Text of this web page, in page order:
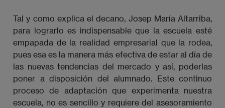
Tal y como explica el decano, Josep María Altarriba,
para lograrlo es indispensable que la escuela esté
empapada de la realidad empresarial que la rodea,
pues esa es la manera más efectiva de estar al día de
las nuevas tendencias del mercado y así, poderlas
poner a disposición del alumnado. Este continuo
proceso de adaptación que experimenta nuestra
escuela, no es sencillo y requiere del asesoramiento